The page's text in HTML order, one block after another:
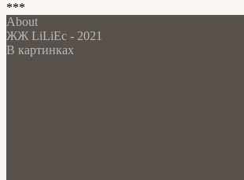
***
About
ЖЖ LiLiEc - 2021
В картинках